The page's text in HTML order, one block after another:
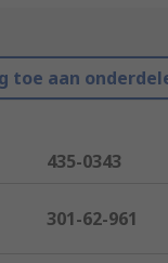
toe aan
435-0343
301-62-961